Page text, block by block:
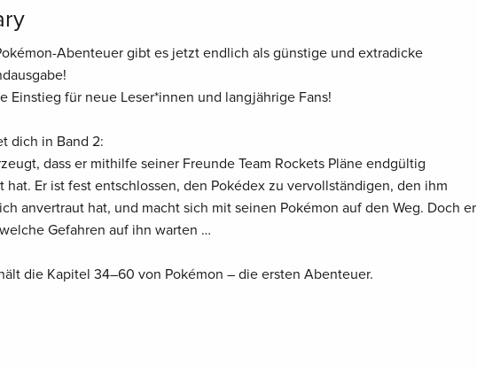
Abenteuer gibt es jetzt endlich als günstige und extradicke
Einstieg für neue Leser*innen und langjährige Fans!
dich in Band 2:
dass er mithilfe seiner Freunde Team Rockets Pläne endgültig
hat. Er ist fest entschlossen, den Pokédex zu vervollständigen, den ihm
anvertraut hat, und macht sich mit seinen Pokémon auf den Weg. Doch er
Gefahren auf ihn warten …
die Kapitel 34–60 von Pokémon – die ersten Abenteuer.